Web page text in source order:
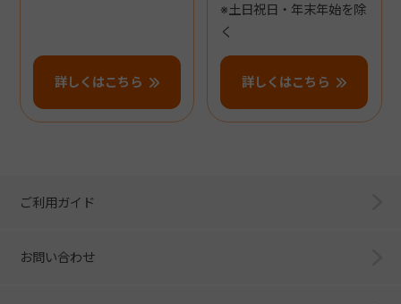
詳しくはこちら
※土日祝日・年末年始を除
く
詳しくはこちら
ご利用ガイド
お問い合わせ